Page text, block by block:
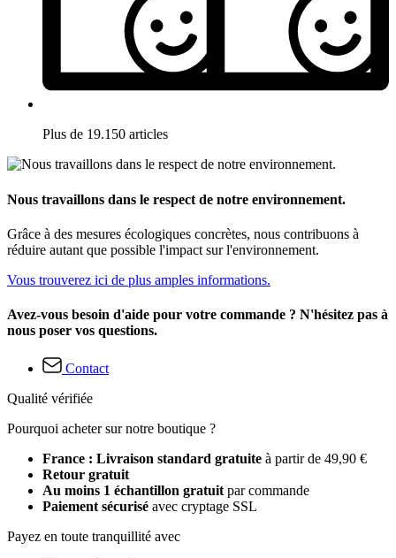
Plus de 19.150 articles
Nous travaillons dans le respect de notre environnement.
Grâce à des mesures écologiques concrètes, nous contribuons à
réduire autant que possible l'impact sur l'environnement.
Vous trouverez ici de plus amples informations.
Avez-vous besoin d'aide pour votre commande ? N'hésitez pas à
nous poser vos questions.
Contact
Qualité vérifiée
Pourquoi acheter sur notre boutique ?
France : Livraison standard gratuite à partir de 49,90 €
Retour gratuit
Au moins 1 échantillon gratuit par commande
Paiement sécurisé avec cryptage SSL
Payez en toute tranquillité avec